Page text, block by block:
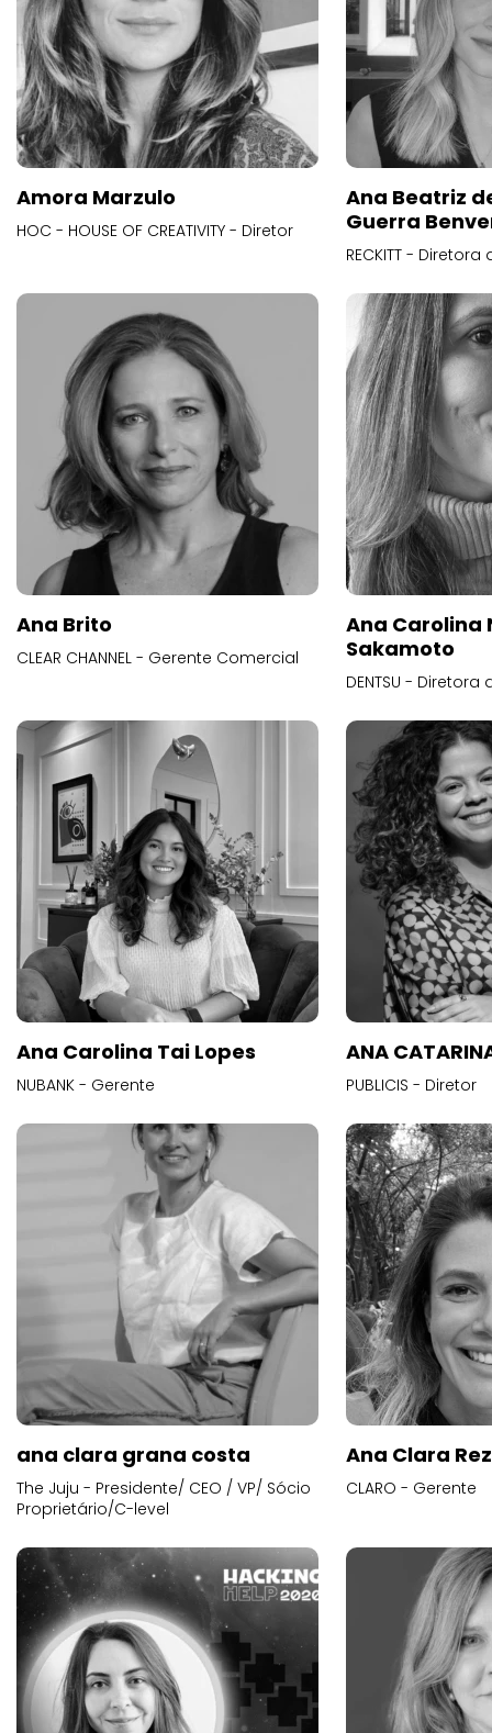
Amora Marzulo
HOC - HOUSE OF CREATIVITY - Diretor
Ana Beatriz
Guerra
RECKITT -
Ana Brito
CLEAR CHANNEL - Gerente Comercial
Ana Carolina
Sakamoto
DENTSU -
Ana Carolina Tai Lopes
NUBANK - Gerente
ANA
PUBLICIS - Diretor
ana clara grana costa
The Juju - Presidente/ CEO / VP/ Sócio
Proprietário/C-level
Ana Clara
CLARO - Gerente